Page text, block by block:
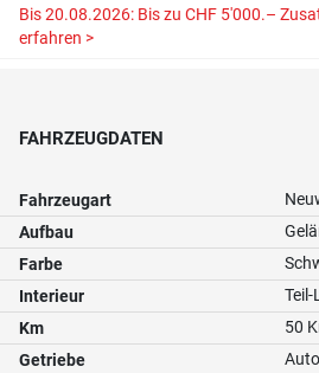
FAHRZEUGDATEN
Fahrzeugart
Aufbau
Farbe
Interieur
Km
50
Getriebe
Bis 20.08.2026: Bis zu CHF 5'000.–
erfahren >